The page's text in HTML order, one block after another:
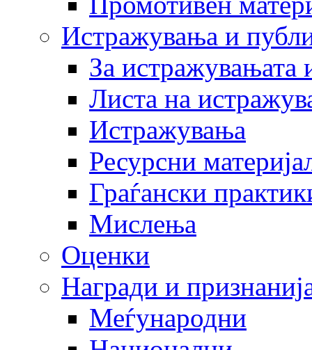
Истражувања и
За истражувањата
Листа на
Истражувања
Ресурсни
Граѓански
Мислења
Оценки
Награди и
Меѓународни